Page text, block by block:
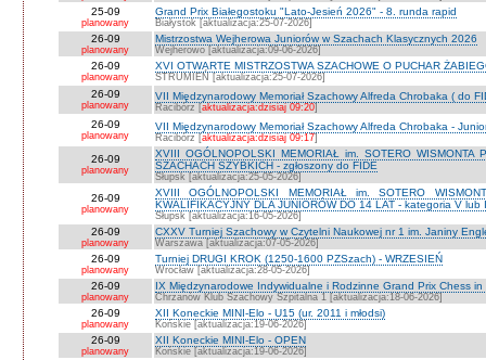
25-09
planowany
Grand Prix Białegostoku "Lato-Jesień 2026" - 8. runda rapid
Białystok [aktualizacja:25-07-2026]
26-09
planowany
Mistrzostwa Wejherowa Juniorów w Szachach Klasycznych 2026
Wejherowo [aktualizacja:09-06-2026]
26-09
planowany
XVI OTWARTE MISTRZOSTWA SZACHOWE O PUCHAR
STRUMIEŃ [aktualizacja:25-07-2026]
26-09
planowany
VII Międzynarodowy Memoriał Szachowy Alfreda Chrobaka ( do
Racibórz [aktualizacja:dzisiaj 09:20]
26-09
planowany
VII Międzynarodowy Memoriał Szachowy Alfreda Chrobaka -
Racibórz [aktualizacja:dzisiaj 09:17]
26-09
planowany
XVIII OGÓLNOPOLSKI MEMORIAŁ im. SOTERO WISMONTA
SZACHACH SZYBKICH - zgłoszony do FIDE
Słupsk [aktualizacja:25-05-2026]
26-09
planowany
XVIII OGÓLNOPOLSKI MEMORIAŁ im. SOTERO
KWALIFIKACYJNY DLA JUNIORÓW DO 14 LAT - kategoria V
Słupsk [aktualizacja:16-05-2026]
26-09
planowany
CXXV Turniej Szachowy w Czytelni Naukowej nr 1 im. Janiny
Warszawa [aktualizacja:07-05-2026]
26-09
planowany
Turniej DRUGI KROK (1250-1600 PZSzach) - WRZESIEŃ
Wrocław [aktualizacja:28-05-2026]
26-09
planowany
IX Międzynarodowe Indywidualne i Rodzinne Grand Prix Chess
Chrzanów Klub Szachowy Szpitalna 1 [aktualizacja:18-06-2026]
26-09
planowany
XII Koneckie MINI-Elo - U15 (ur. 2011 i młodsi)
Końskie [aktualizacja:19-06-2026]
26-09
planowany
XII Koneckie MINI-Elo - OPEN
Końskie [aktualizacja:19-06-2026]